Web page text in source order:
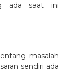
ada saat ini
masalah
sendiri ada